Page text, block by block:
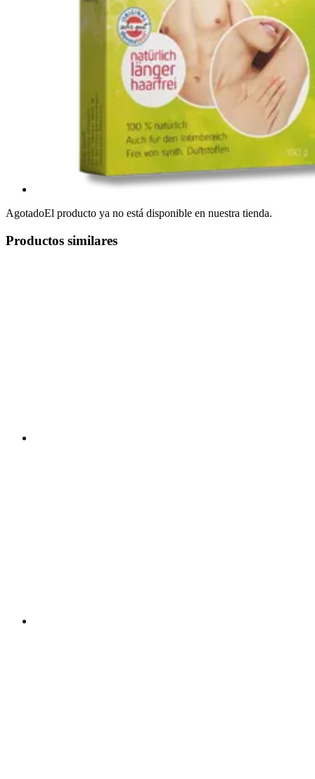
AgotadoEl producto ya no está disponible en nuestra tienda.
Productos similares